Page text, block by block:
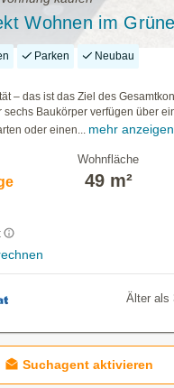
Wohnen im
Parken Neubau
– das ist das Ziel des
Baukörper verfügen über
oder einen... mehr anzeigen
Wohnfläche
49 m²
Älter als
Suchagent aktivieren